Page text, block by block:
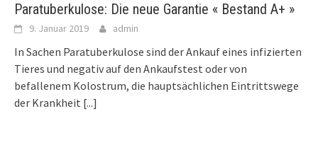
Paratuberkulose: Die neue Garantie « Bestand A+ »
9. Januar 2019 admin
In Sachen Paratuberkulose sind der Ankauf eines infizierten
Tieres und negativ auf den Ankaufstest oder von
befallenem Kolostrum, die hauptsächlichen Eintrittswege
der Krankheit [...]